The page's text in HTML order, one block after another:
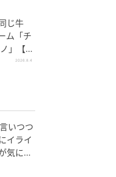
じ牛
ム「チ
」【す
2026.8.4
いつつ
イライ
気にな
が】